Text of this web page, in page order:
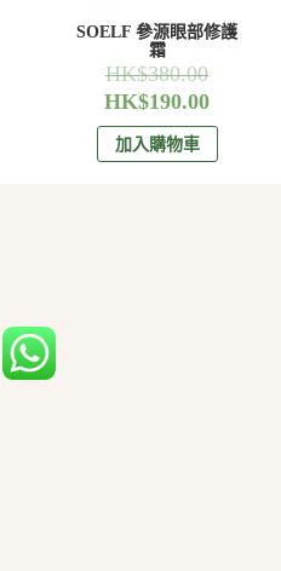
SOELF 參源眼部修護
霜
HK$380.00
HK$190.00
加入購物車